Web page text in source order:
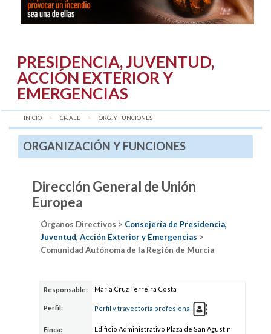
PRESIDENCIA, JUVENTUD,
ACCIÓN EXTERIOR Y
EMERGENCIAS
INICIO CPJAEE AQUÍ:
ORG. Y FUNCIONES
ORGANIZACIÓN Y FUNCIONES
Dirección General de Unión
Europea
Órganos Directivos > Consejería de Presidencia,
Juventud, Acción Exterior y Emergencias >
Comunidad Autónoma de la Región de Murcia
Responsable: María Cruz Ferreira Costa
Perfil: Perfil y trayectoria profesional
Finca: Edificio Administrativo Plaza de San Agustín